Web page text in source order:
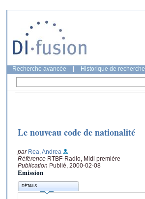
Recherche avancée Historique de recherche
Le nouveau code de nationalité
par Rea, Andrea
Référence RTBF-Radio, Midi première
Publication Publié, 2000-02-08
Emission
DÉTAILS